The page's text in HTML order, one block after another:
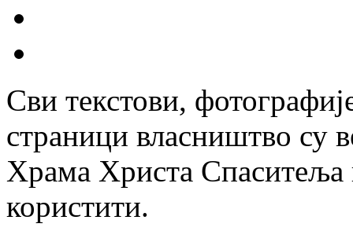
Сви текстови,
страници власништво су
Храма Христа Спаситеља
користити.